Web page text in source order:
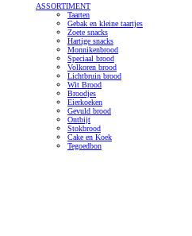
ASSORTIMENT
Taarten
Gebak en kleine taartjes
Zoete snacks
Hartige snacks
Monnikenbrood
Speciaal brood
Volkoren brood
Lichtbruin brood
Wit Brood
Broodjes
Eierkoeken
Gevuld brood
Ontbijt
Stokbrood
Cake en Koek
Tegoedbon